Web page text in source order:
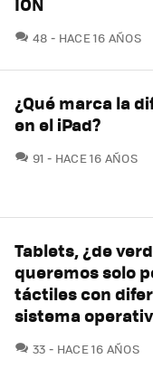
48 COMENTARIOS
HACE 16 AÑOS
¿Qué marca la
en el iPad?
91 COMENTARIOS
HACE 16 AÑOS
Tablets, ¿de
queremos solo
táctiles con
sistema
33 COMENTARIOS
HACE 16 AÑOS